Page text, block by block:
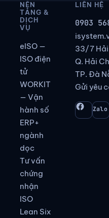
NỀN
TẢNG &
DỊCH
VỤ
eISO —
ISO điện
tử
WORKIT
— Vận
hành số
ERP+
ngành
dọc
Tư vấn
chứng
nhận
ISO
Lean Six
LIÊN HỆ
0903
33/7 Hải
Q. Hải
TP. Đà
Gửi yêu
Zalo